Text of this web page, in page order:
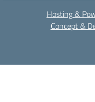
Hosting &
Concept &